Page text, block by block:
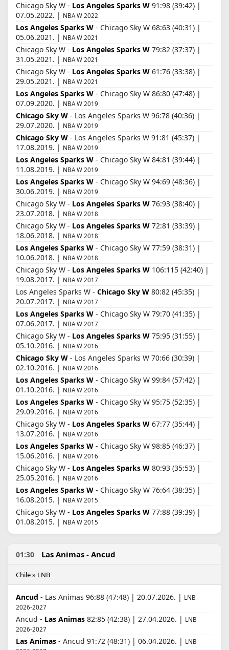
Chicago Sky W - Los Angeles Sparks W 91:98 (39:42) |
07.05.2022. | NBA W 2022
Los Angeles Sparks W - Chicago Sky W 68:63 (40:31) |
05.06.2021. | NBA W 2021
Chicago Sky W - Los Angeles Sparks W 79:82 (37:37) |
31.05.2021. | NBA W 2021
Chicago Sky W - Los Angeles Sparks W 61:76 (33:38) |
29.05.2021. | NBA W 2021
Los Angeles Sparks W - Chicago Sky W 86:80 (47:48) |
07.09.2020. | NBA W 2019
Chicago Sky W - Los Angeles Sparks W 96:78 (40:36) |
29.07.2020. | NBA W 2019
Chicago Sky W - Los Angeles Sparks W 91:81 (45:37) |
17.08.2019. | NBA W 2019
Los Angeles Sparks W - Chicago Sky W 84:81 (39:44) |
11.08.2019. | NBA W 2019
Los Angeles Sparks W - Chicago Sky W 94:69 (48:36) |
30.06.2019. | NBA W 2019
Chicago Sky W - Los Angeles Sparks W 76:93 (38:40) |
23.07.2018. | NBA W 2018
Chicago Sky W - Los Angeles Sparks W 72:81 (33:39) |
18.06.2018. | NBA W 2018
Los Angeles Sparks W - Chicago Sky W 77:59 (38:31) |
10.06.2018. | NBA W 2018
Chicago Sky W - Los Angeles Sparks W 106:115 (42:40) |
19.08.2017. | NBA W 2017
Los Angeles Sparks W - Chicago Sky W 80:82 (45:35) |
20.07.2017. | NBA W 2017
Los Angeles Sparks W - Chicago Sky W 79:70 (41:35) |
07.06.2017. | NBA W 2017
Chicago Sky W - Los Angeles Sparks W 75:95 (31:55) |
05.10.2016. | NBA W 2016
Chicago Sky W - Los Angeles Sparks W 70:66 (30:39) |
02.10.2016. | NBA W 2016
Los Angeles Sparks W - Chicago Sky W 99:84 (57:42) |
01.10.2016. | NBA W 2016
Los Angeles Sparks W - Chicago Sky W 95:75 (52:35) |
29.09.2016. | NBA W 2016
Chicago Sky W - Los Angeles Sparks W 67:77 (35:44) |
13.07.2016. | NBA W 2016
Los Angeles Sparks W - Chicago Sky W 98:85 (46:37) |
15.06.2016. | NBA W 2016
Chicago Sky W - Los Angeles Sparks W 80:93 (35:53) |
25.05.2016. | NBA W 2016
Los Angeles Sparks W - Chicago Sky W 76:64 (38:35) |
16.08.2015. | NBA W 2015
Chicago Sky W - Los Angeles Sparks W 77:88 (39:39) |
01.08.2015. | NBA W 2015
01:30 Las Animas - Ancud
Chile » LNB
Ancud - Las Animas 96:88 (47:48) | 20.07.2026. | LNB
2026-2027
Ancud - Las Animas 82:85 (42:38) | 27.04.2026. | LNB
2026-2027
Las Animas - Ancud 91:72 (48:31) | 06.04.2026. | LNB